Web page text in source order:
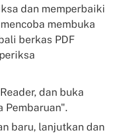
dan memperbaiki
membuka
berkas PDF
dan buka
Pembaruan".
baru, lanjutkan dan